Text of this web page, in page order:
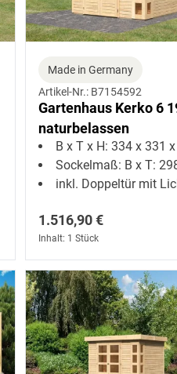
Made in Germany
Artikel-Nr.: B7154592
Gartenhaus Kerko 6
naturbelassen
B x T x H: 334 x 331 x
Sockelmaß: B x T: 298 x
inkl. Doppeltür mit Lichtausschnitten
1.516,90 €
Inhalt: 1 Stück